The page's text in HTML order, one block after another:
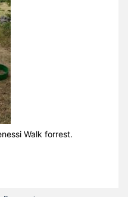
Walk forrest.